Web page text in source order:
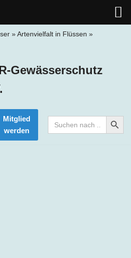
»Artenvielfalt in Flüssen »
Gewässerschutz
Mitglied
werden
Search
for:
Search Button